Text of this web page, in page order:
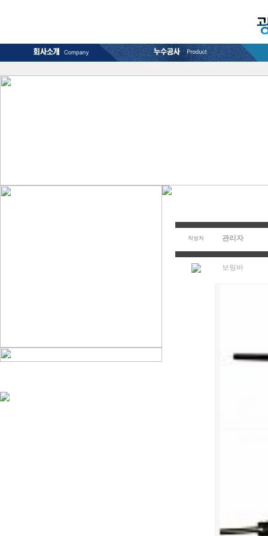
작성자 관리자
보링바